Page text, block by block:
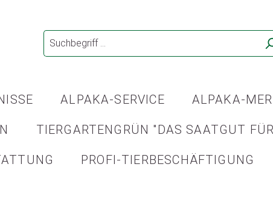
ALPAKA-SERVICE ALPAKA-
TIERGARTENGRÜN "DAS SAATGUT
PROFI-TIERBESCHÄFTIGUNG